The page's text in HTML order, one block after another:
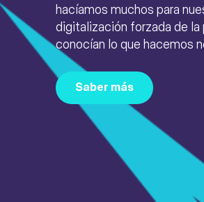
hacíamos muchos para
digitalización forzada de
conocían lo que hacemos
Saber más